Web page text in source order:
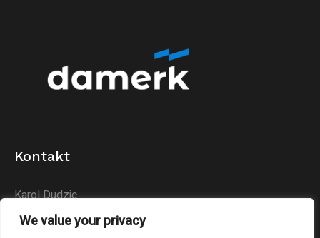
We value your privacy
Kontakt
Karol Dudzic
Huta Podłysica 24B
26-004 Bieliny